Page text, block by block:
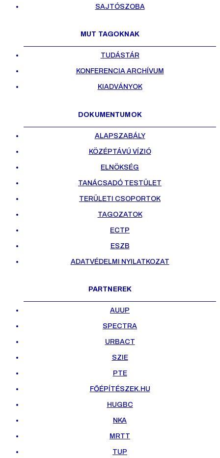
SAJTÓSZOBA
MUT TAGOKNAK
TUDÁSTÁR
KONFERENCIA ARCHÍVUM
KIADVÁNYOK
DOKUMENTUMOK
ALAPSZABÁLY
KÖZÉPTÁVÚ VÍZIÓ
ELNÖKSÉG
TANÁCSADÓ TESTÜLET
TERÜLETI CSOPORTOK
TAGOZATOK
ECTP
ESZB
ADATVÉDELMI NYILATKOZAT
PARTNEREK
AUUP
SPECTRA
URBACT
SZIE
PTE
FŐÉPÍTÉSZEK.HU
HUGBC
NKA
MRTT
TUP